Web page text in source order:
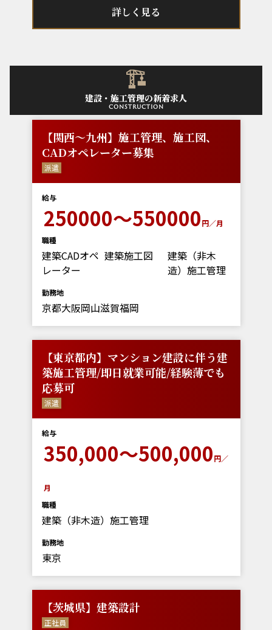
詳しく見る
建設・施工管理の新着求人
construction
【関西～九州】施工管理、施工図、
CADオペレーター募集
派遣
給与
250000～550000円／月
職種
建築CADオペ
レーター
建築施工図
建築（非木
造）施工管理
勤務地
京都大阪岡山滋賀福岡
【東京都内】マンション建設に伴う建
築施工管理/即日就業可能/経験薄でも
応募可
派遣
給与
350,000～500,000円／
月
職種
建築（非木造）施工管理
勤務地
東京
【茨城県】建築設計
正社員